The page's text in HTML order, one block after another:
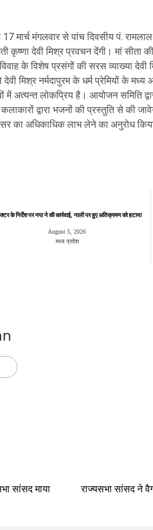
मार्च मंगलवार से पांच दिवसीय पं. रामलाल
कृष्णा देवी मिश्र प्रवचन देंगी। मां सीता
के विशेष प्रसंगों की सरस व्याख्या देवी
मिश्र नर्मदापुरम के धर्म प्रेमियों के मध्य
में अत्यन्त लोकप्रिय है। आयोजन समिति
द्वारा भजनों की प्रस्तुति से की
का अधिकाधिक लाभ लेने का अनुरोध
के निर्देश पर नपा ने की कार्रवाई, नाली पर हुए अतिक्रमण को हटाया
August 5, 2026
मध्य प्रदेश
सांसद माया
राज्यसभा सांसद ने